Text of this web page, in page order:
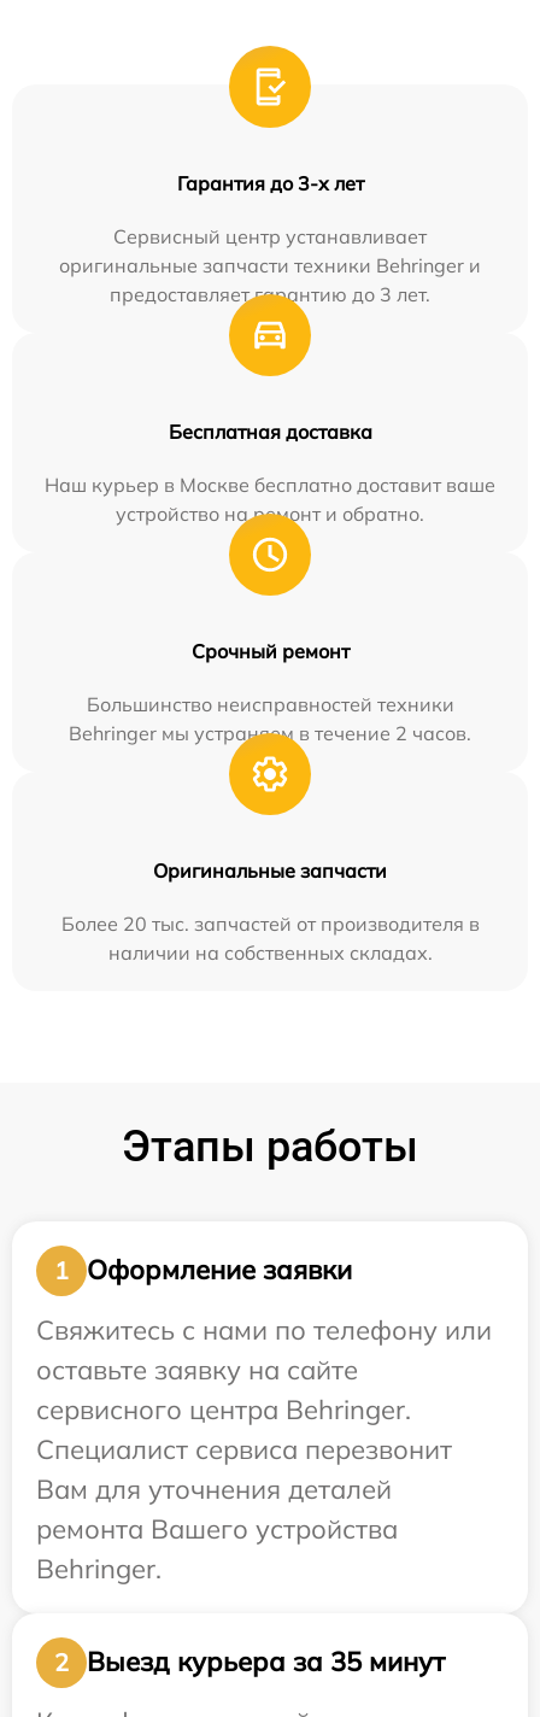
Гарантия до 3-х лет
Сервисный центр устанавливает
оригинальные запчасти техники Behringer и
предоставляет гарантию до 3 лет.
Бесплатная доставка
Наш курьер в Москве бесплатно доставит ваше
устройство на ремонт и обратно.
Срочный ремонт
Большинство неисправностей техники
Behringer мы устраняем в течение 2 часов.
Оригинальные запчасти
Более 20 тыс. запчастей от производителя в
наличии на собственных складах.
Этапы работы
1
Оформление заявки
Свяжитесь с нами по телефону или
оставьте заявку на сайте
сервисного центра Behringer.
Специалист сервиса перезвонит
Вам для уточнения деталей
ремонта Вашего устройства
Behringer.
2
Выезд курьера за 35 минут